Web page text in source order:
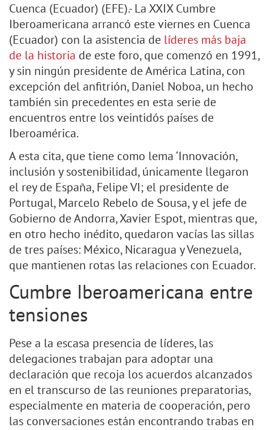
Cuenca (Ecuador) (EFE).- La XXIX Cumbre
Iberoamericana arrancó este viernes en Cuenca
(Ecuador) con la asistencia de líderes más baja
de la historia de este foro, que comenzó en 1991,
y sin ningún presidente de América Latina, con
excepción del anfitrión, Daniel Noboa, un hecho
también sin precedentes en esta serie de
encuentros entre los veintidós países de
Iberoamérica.
A esta cita, que tiene como lema ‘Innovación,
inclusión y sostenibilidad, únicamente llegaron
el rey de España, Felipe VI; el presidente de
Portugal, Marcelo Rebelo de Sousa, y el jefe de
Gobierno de Andorra, Xavier Espot, mientras que,
en otro hecho inédito, quedaron vacías las sillas
de tres países: México, Nicaragua y Venezuela,
que mantienen rotas las relaciones con Ecuador.
Cumbre Iberoamericana entre
tensiones
Pese a la escasa presencia de líderes, las
delegaciones trabajan para adoptar una
declaración que recoja los acuerdos alcanzados
en el transcurso de las reuniones preparatorias,
especialmente en materia de cooperación, pero
las conversaciones están encontrando trabas en